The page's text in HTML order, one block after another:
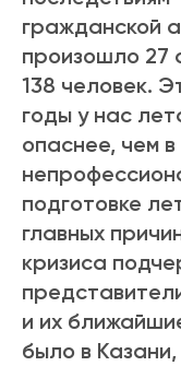
гражданской
произошло 27
138 человек.
годы у нас
опаснее, чем
подготовке
главных
кризиса
и их
было в